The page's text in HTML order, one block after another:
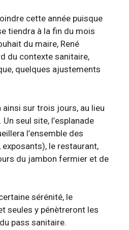
cette année puisque
tiendra à la fin du mois
du maire, René
du contexte sanitaire,
quelques ajustements
sur trois jours, au lieu
seul site, l’esplanade
l’ensemble des
le restaurant,
du jambon fermier et de
sérénité, le
seules y pénètreront les
pass sanitaire.